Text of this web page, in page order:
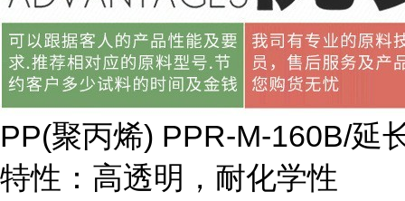
PP(聚丙烯) PPR-M-160B/延
特性：高透明，耐化学性